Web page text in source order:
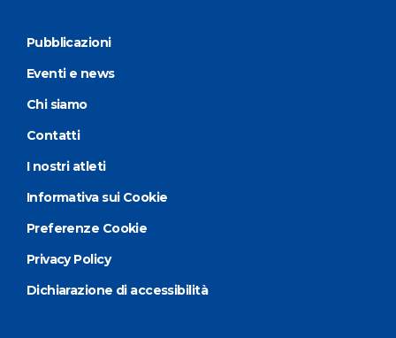
Pubblicazioni
Eventi e news
Chi siamo
Contatti
I nostri atleti
Informativa sui Cookie
Preferenze Cookie
Privacy Policy
Dichiarazione di accessibilità